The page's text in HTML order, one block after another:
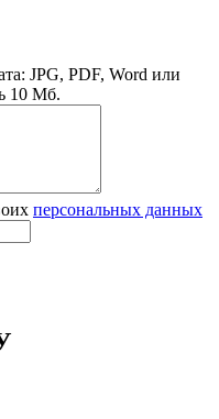
JPG, PDF, Word или
10 Мб.
персональных данных